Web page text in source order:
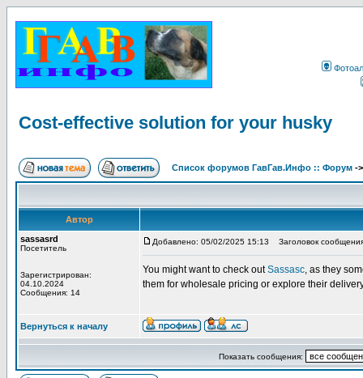
Cost-effective solution for your husky
Список форумов ГавГав.Инфо :: Форум -
Автор
sassasrd
Посетитель
Зарегистрирован:
04.10.2024
Сообщения: 14
Добавлено: 05/02/2025 15:13 Заголовок
You might want to check outSassasc, as they
them for wholesale pricing or explore their
Вернуться к началу
Показать сообщения: